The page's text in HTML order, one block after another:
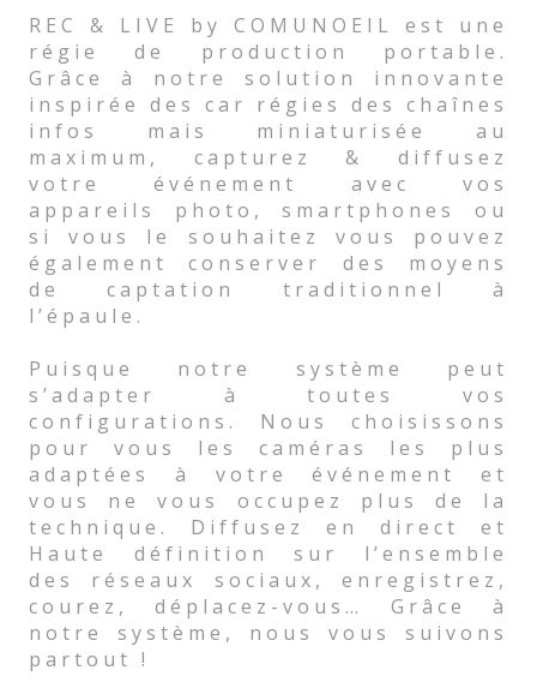
REC & LIVE by COMUNOEIL est une
régie de production portable.
Grâce à notre solution innovante
inspirée des car régies des chaînes
infos mais miniaturisée au
maximum, capturez & diffusez
votre événement avec vos
appareils photo, smartphones ou
si vous le souhaitez vous pouvez
également conserver des moyens
de captation traditionnel à
l’épaule.
Puisque notre système peut
s’adapter à toutes vos
configurations. Nous choisissons
pour vous les caméras les plus
adaptées à votre événement et
vous ne vous occupez plus de la
technique. Diffusez en direct et
Haute définition sur l’ensemble
des réseaux sociaux, enregistrez,
courez, déplacez-vous… Grâce à
notre système, nous vous suivons
partout !